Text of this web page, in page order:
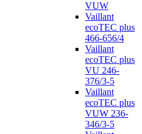
VUW
Vaillant
ecoTEC plus
466-656/4
Vaillant
ecoTEC plus
VU 246-
376/3-5
Vaillant
ecoTEC plus
VUW 236-
346/3-5